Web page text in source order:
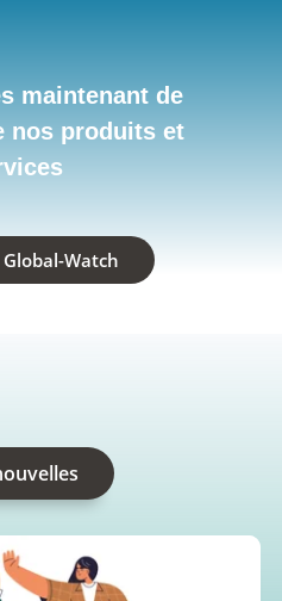
maintenant de
nos produits et
Watch